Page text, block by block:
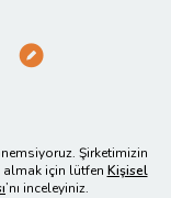
Şirketimizin
almak için lütfen Kişisel
’nı inceleyiniz.